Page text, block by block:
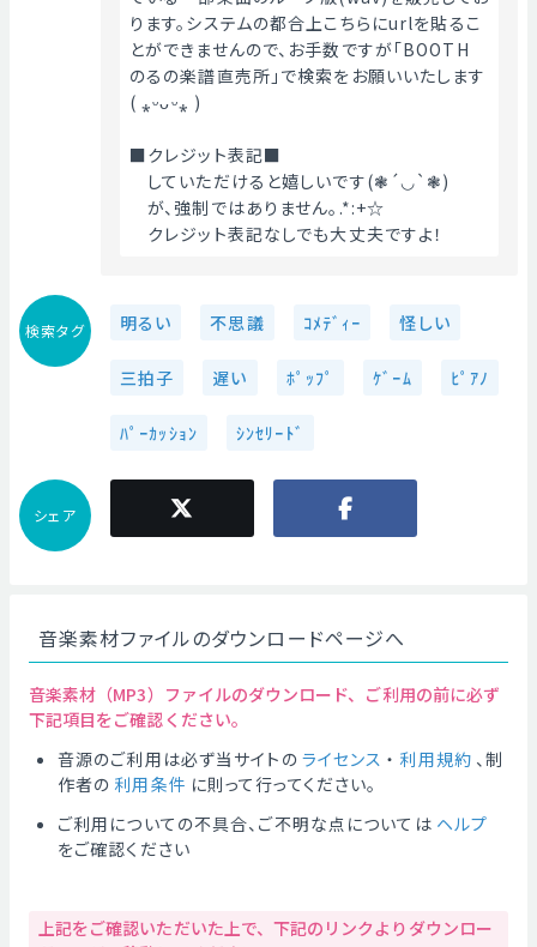
ります。システムの都合上こちらにurlを貼るこ
とができませんので、お手数ですが「BOOTH
のるの楽譜直売所」で検索をお願いいたします
( ⁎ᵕᴗᵕ⁎ )
■クレジット表記■
していただけると嬉しいです(❃´◡`❃)
が、強制ではありません｡.*:+☆
クレジット表記なしでも大丈夫ですよ！
検索タグ 明るい 不思議 ｺﾒﾃﾞｨｰ 怪しい
三拍子 遅い ﾎﾟｯﾌﾟ ｹﾞｰﾑ ﾋﾟｱﾉ
ﾊﾟｰｶｯｼｮﾝ ｼﾝｾﾘｰﾄﾞ
シェア
音楽素材ファイルのダウンロードページへ
音楽素材（MP3）ファイルのダウンロード、ご利用の前に必ず
下記項目をご確認ください。
音源のご利用は必ず当サイトの ライセンス ・ 利用規約 、制
作者の 利用条件 に則って行ってください。
ご利用についての不具合、ご不明な点については ヘルプ
をご確認ください
上記をご確認いただいた上で、下記のリンクよりダウンロー